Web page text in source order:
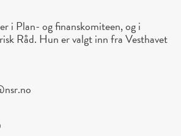
i Plan- og finanskomiteen, og i
Råd. Hun er valgt inn fra Vesthavet